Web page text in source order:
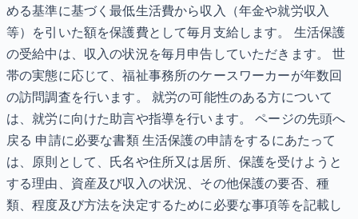
める基準に基づく最低生活費から収入（年金や就労収入
等）を引いた額を保護費として毎月支給します。 生活保護
の受給中は、収入の状況を毎月申告していただきます。 世
帯の実態に応じて、福祉事務所のケースワーカーが年数回
の訪問調査を行います。 就労の可能性のある方について
は、就労に向けた助言や指導を行います。 ページの先頭へ
戻る 申請に必要な書類 生活保護の申請をするにあたって
は、原則として、氏名や住所又は居所、保護を受けようと
する理由、資産及び収入の状況、その他保護の要否、種
類、程度及び方法を決定するために必要な事項等を記載し